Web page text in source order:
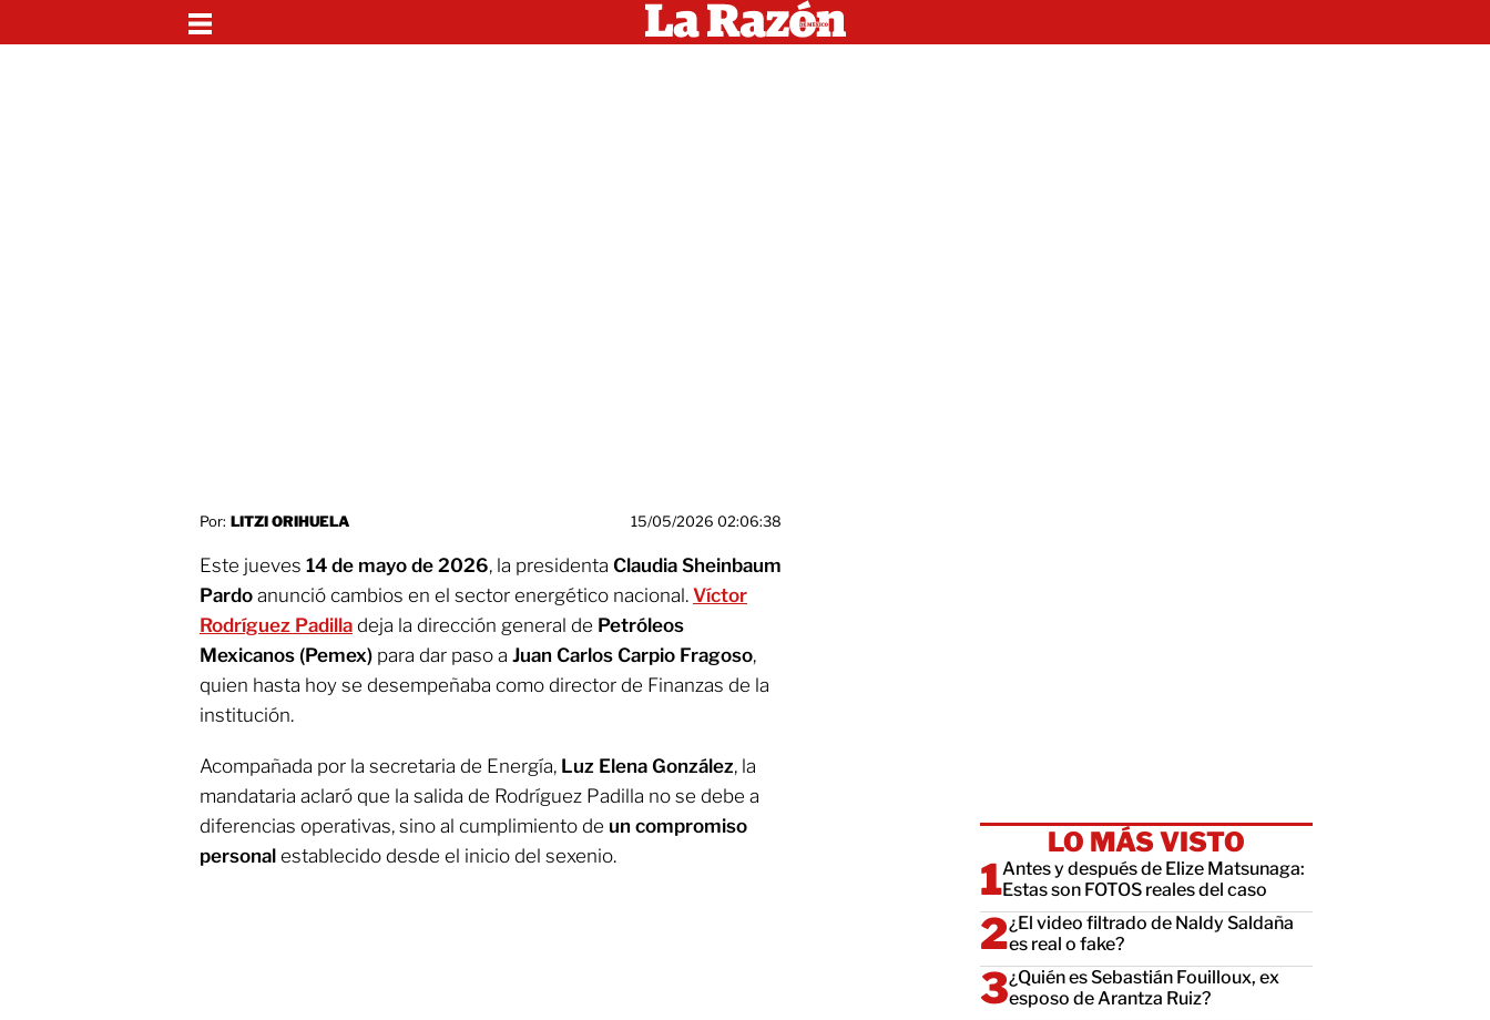
Por: LITZI ORIHUELA 15/05/2026 02:06:38
Este jueves 14 de mayo de 2026, la presidenta Claudia Sheinbaum
Pardo anunció cambios en el sector energético nacional. Víctor
Rodríguez Padilla deja la dirección general de Petróleos
Mexicanos (Pemex) para dar paso a Juan Carlos Carpio Fragoso,
quien hasta hoy se desempeñaba como director de Finanzas de la
institución.
Acompañada por la secretaria de Energía, Luz Elena González, la
mandataria aclaró que la salida de Rodríguez Padilla no se debe a
diferencias operativas, sino al cumplimiento de un compromiso
personal establecido desde el inicio del sexenio. LO MÁS VISTO
Antes y después de Elize Matsunaga:
Estas son FOTOS reales del caso
¿El video filtrado de Naldy Saldaña
es real o fake?
¿Quién es Sebastián Fouilloux, ex
esposo de Arantza Ruiz?